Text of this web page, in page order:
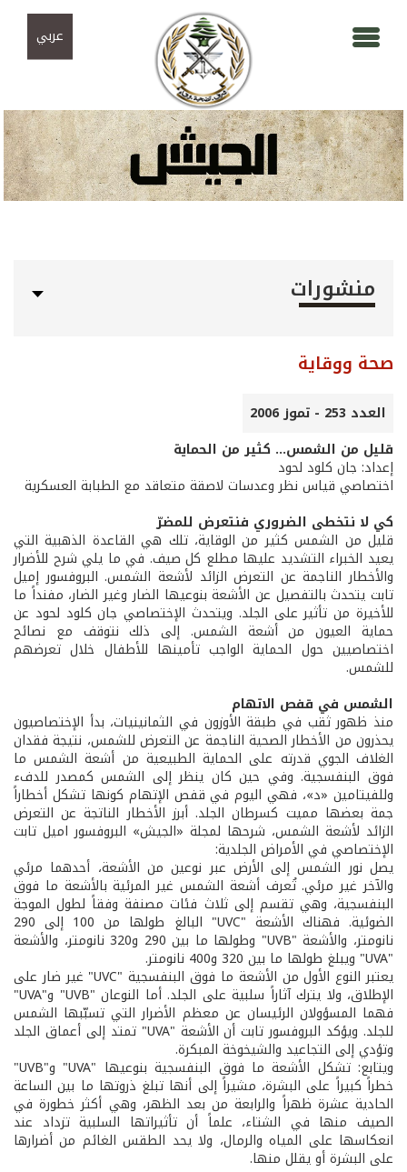
عربي
منشورات
صحة ووقاية
العدد 253 - تموز 2006
قليل من الشمس... كثير من الحماية
إعداد: جان كلود لحود
اختصاصي قياس نظر وعدسات لاصقة متعاقد مع الطبابة العسكرية
كي لا نتخطى الضروري فنتعرض للمضرّ
قليل من الشمس كثير من الوقاية، تلك هي القاعدة الذهبية التي
يعيد الخبراء التشديد عليها مطلع كل صيف. في ما يلي شرح للأضرار
والأخطار الناجمة عن التعرض الزائد لأشعة الشمس. البروفسور إميل
تابت يتحدث بالتفصيل عن الأشعة بنوعيها الضار وغير الضار، مفنداً ما
للأخيرة من تأثير على الجلد. ويتحدث الإختصاصي جان كلود لحود عن
حماية العيون من أشعة الشمس. إلى ذلك نتوقف مع نصائح
اختصاصيين حول الحماية الواجب تأمينها للأطفال خلال تعرضهم
للشمس.
الشمس في قفص الاتهام
منذ ظهور ثقب في طبقة الأوزون في الثمانينيات، بدأ الإختصاصيون
يحذرون من الأخطار الصحية الناجمة عن التعرض للشمس، نتيجة فقدان
الغلاف الجوي قدرته على الحماية الطبيعية من أشعة الشمس ما
فوق البنفسجية. وفي حين كان ينظر إلى الشمس كمصدر للدفء
وللفيتامين «د»، فهي اليوم في قفص الإتهام كونها تشكل أخطاراً
جمة بعضها مميت كسرطان الجلد. أبرز الأخطار الناتجة عن التعرض
الزائد لأشعة الشمس، شرحها لمجلة «الجيش» البروفسور اميل تابت
الإختصاصي في الأمراض الجلدية:
يصل نور الشمس إلى الأرض عبر نوعين من الأشعة، أحدهما مرئي
والآخر غير مرئي. تُعرف أشعة الشمس غير المرئية بالأشعة ما فوق
البنفسجية، وهي تقسم إلى ثلاث فئات مصنفة وفقاً لطول الموجة
الضوئية. فهناك الأشعة "UVC" البالغ طولها من 100 إلى 290
نانومتر، والأشعة "UVB" وطولها ما بين 290 و320 نانومتر، والأشعة
"UVA" ويبلغ طولها ما بين 320 و400 نانومتر.
يعتبر النوع الأول من الأشعة ما فوق البنفسجية "UVC" غير ضار على
الإطلاق، ولا يترك آثاراً سلبية على الجلد. أما النوعان "UVB" و"UVA"
فهما المسؤولان الرئيسان عن معظم الأضرار التي تسبّبها الشمس
للجلد. ويؤكد البروفسور تابت أن الأشعة "UVA" تمتد إلى أعماق الجلد
وتؤدي إلى التجاعيد والشيخوخة المبكرة.
ويتابع: تشكل الأشعة ما فوق البنفسجية بنوعيها "UVA" و"UVB"
خطراً كبيراً على البشرة، مشيراً إلى أنها تبلغ ذروتها ما بين الساعة
الحادية عشرة ظهراً والرابعة من بعد الظهر، وهي أكثر خطورة في
الصيف منها في الشتاء، علماً أن تأثيراتها السلبية تزداد عند
انعكاسها على المياه والرمال، ولا يحد الطقس الغائم من أضرارها
على البشرة أو يقلل منها.